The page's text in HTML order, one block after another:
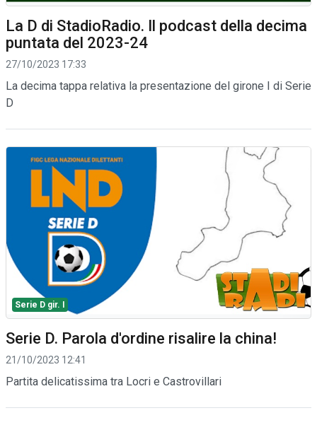
La D di StadioRadio. Il podcast della decima
puntata del 2023-24
27/10/2023 17:33
La decima tappa relativa la presentazione del girone I di Serie
D
Serie D gir. I
Serie D. Parola d'ordine risalire la china!
21/10/2023 12:41
Partita delicatissima tra Locri e Castrovillari